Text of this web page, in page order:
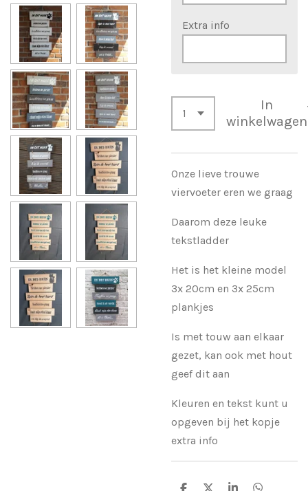
Extra info
In
winkelwagen
Onze lieve trouwe
viervoeter eren we graag
Daarom deze leuke
tekstladder
Het is het kleine model
3x 20cm en 3x 25cm
plankjes
Is met touw aan elkaar
gezet, kan ook met hout
geef dit aan
Kleuren en tekst kunt u
opgeven bij het kopje
extra info